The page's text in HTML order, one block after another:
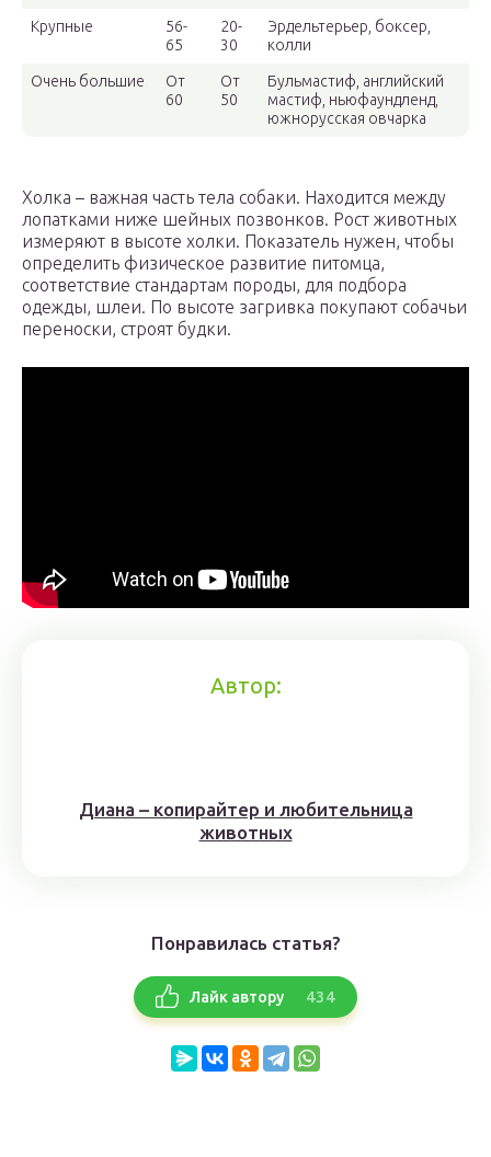
Крупные
56-
65
20-
30
Эрдельтерьер, боксер,
колли
Очень большие
От
60
От
50
Бульмастиф, английский
мастиф, ньюфаундленд,
южнорусская овчарка
Холка – важная часть тела собаки. Находится между
лопатками ниже шейных позвонков. Рост животных
измеряют в высоте холки. Показатель нужен, чтобы
определить физическое развитие питомца,
соответствие стандартам породы, для подбора
одежды, шлеи. По высоте загривка покупают собачьи
переноски, строят будки.
Автор:
Диана – копирайтер и любительница
животных
Понравилась статья?
Лайк автору 434